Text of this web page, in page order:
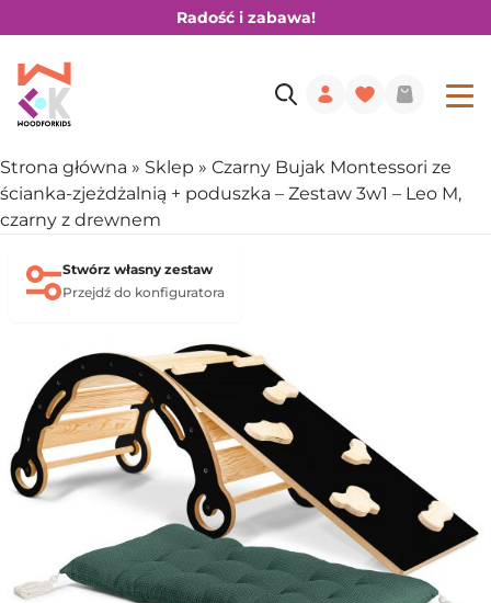
Radość i zabawa!
Strona główna » Sklep » Czarny Bujak Montessori ze
ścianka-zjeżdżalnią + poduszka – Zestaw 3w1 – Leo M,
czarny z drewnem
Stwórz własny zestaw
Przejdź do konfiguratora